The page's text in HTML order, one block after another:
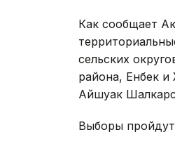
Как сообщает
сельских
района, Енбек
Айшуак
Выборы пройдут